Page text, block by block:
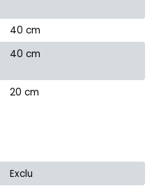
40 cm
40 cm
20 cm
Exclu